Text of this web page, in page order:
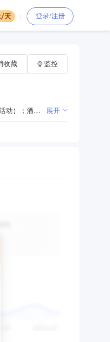
登录/注册
许可项目：餐饮服务；餐饮服务（不产生油烟、异味、废气）；食品销售；食品生产；食品互联网销售；饮料生产；酒吧服务（不含演艺娱乐活动）；酒类经营；洗浴服务；足浴服务；住宿服务；生活美容服务；理发服务；歌舞娱乐活动；烟草制品零售；旅游业务；演出场所经营；互联网上网服务。（依法须经批准的项目，经相关部门批准后方可开展经营活动，具体经营项目以相关部门批准文件或许可证件为准）一般项目：食品互联网销售（仅销售预包装食品）；食品销售（仅销售预包装食品）；餐饮管理；棋牌室服务；洗车服务；汽车装饰用品销售；洗染服务；洗烫服务；美甲服务；健身休闲活动；养生保健服务（非医疗）；包装服务；新鲜水果零售；食用农产品零售；日用百货销售；日用品销售；旅游开发项目策划咨询；组织文化艺术交流活动；广告制作；礼仪服务；会议及展览服务；业务培训（不含教育培训、职业技能培训等需取得许可的培训）；市场营销策划；企业形象策划；住房租赁；物业管理；非居住房地产租赁；家政服务；普通机械设备安装服务；家具安装和维修服务；专用设备修理；居民日常生活服务；停车场服务；婚庆礼仪服务；企业管理咨询；信息咨询服务（不含许可类信息咨询服务）；办公服务；打字复印；外卖递送服务；教育咨询服务（不含涉许可审批的教育培训活动）。（除依法须经批准的项目外，凭营业执照依法自主开展经营活动） 展开
收藏 监控